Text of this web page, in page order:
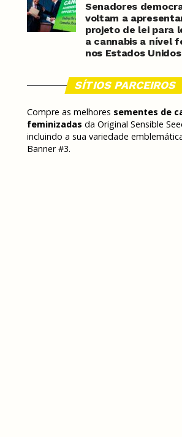
Senadores
voltam a
projeto de lei para
a cannabis a nível
nos Estados Unidos
SÍTIOS PARCEIROS
Compre as melhores sementes de
feminizadas da Original Sensible
incluindo a sua variedade
Banner #3.